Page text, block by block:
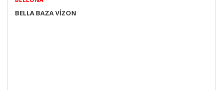
BELLA BAZA VİZON